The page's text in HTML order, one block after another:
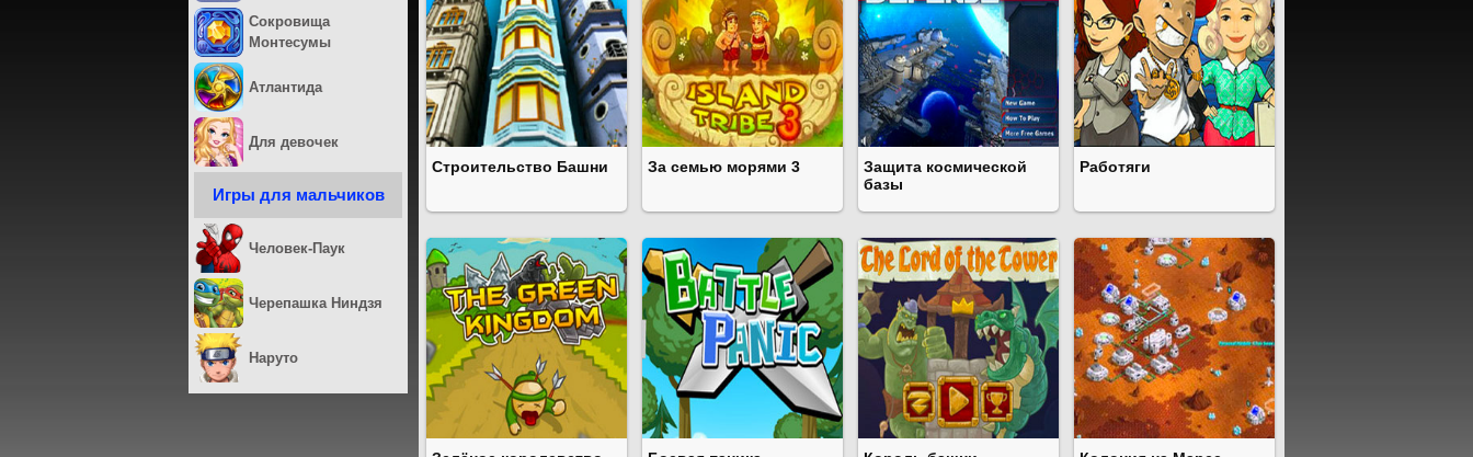
Строительство Башни За семью морями 3
Защита космической
базы
Работяги
Сокровища
Монтесумы
Атлантида
Для девочек
Игры для мальчиков
Человек-Паук
Черепашка Ниндзя
Наруто